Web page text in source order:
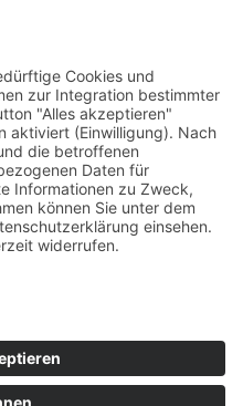
für Bau und Immobilien
erhellt ein
Herbert Heinisch den
Es ist zwei mal
quadratischen
und dunkelrot sowie